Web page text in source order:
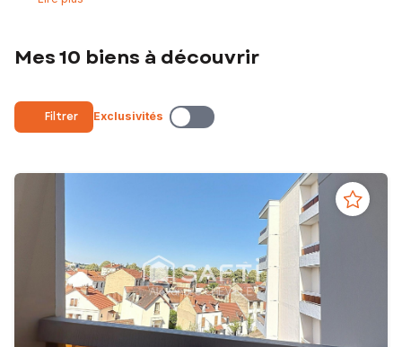
Amoureux de ma ville et passionné par l’immobilier, j’ai à cœur de
étapes de votre projet, que ce soit pour vendre ou acheter un bien.
Pourquoi faire appel à moi ?
me permet de vous proposer des conseils avisés et des solutions
: Chaque projet est unique. C’est
pourquoi je m’engage à vous offrir un suivi personnalisé, avec
disponibilité, réactivité et professionnalisme.
Des valeurs solides: Transparence, intégrité et écoute sont au
cœur de mon engagement. Mon objectif est de vous permettre de
concrétiser votre projet en toute confiance et sérénité.
À très bientôt pour en discuter ensemble !
Mes 10 biens à découvrir
Filtrer Exclusivités